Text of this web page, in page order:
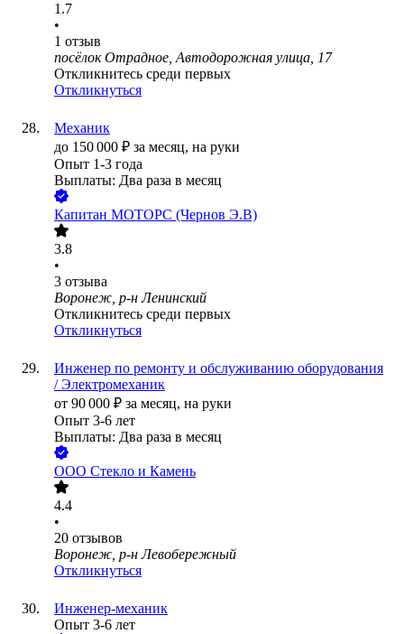
1.7
•
1 отзыв
посёлок Отрадное, Автодорожная улица, 17
Откликнитесь среди первых
Откликнуться
Механик
до 150 000 ₽ за месяц, на руки
Опыт 1-3 года
Выплаты: Два раза в месяц
Капитан МОТОРС (Чернов Э.В)
3.8
•
3 отзыва
Воронеж, р-н Ленинский
Откликнитесь среди первых
Откликнуться
Инженер по ремонту и обслуживанию оборудования
/ Электромеханик
от 90 000 ₽ за месяц, на руки
Опыт 3-6 лет
Выплаты: Два раза в месяц
ООО Стекло и Камень
4.4
•
20 отзывов
Воронеж, р-н Левобережный
Откликнуться
Инженер-механик
Опыт 3-6 лет